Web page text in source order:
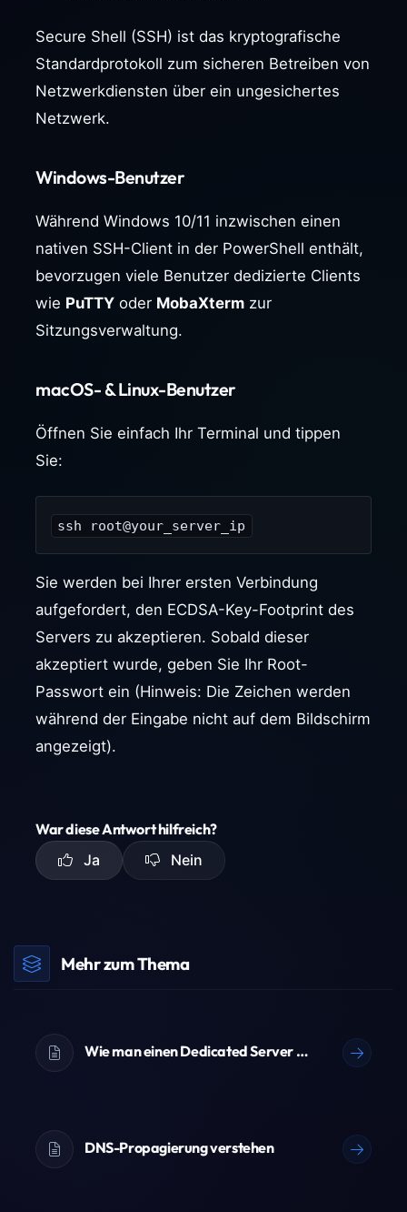
Secure Shell (SSH) ist das kryptografische
Standardprotokoll zum sicheren Betreiben von
Netzwerkdiensten über ein ungesichertes
Netzwerk.
Windows-Benutzer
Während Windows 10/11 inzwischen einen
nativen SSH-Client in der PowerShell enthält,
bevorzugen viele Benutzer dedizierte Clients
wie PuTTY oder MobaXterm zur
Sitzungsverwaltung.
macOS- & Linux-Benutzer
Öffnen Sie einfach Ihr Terminal und tippen
Sie:
ssh root@your_server_ip
Sie werden bei Ihrer ersten Verbindung
aufgefordert, den ECDSA-Key-Footprint des
Servers zu akzeptieren. Sobald dieser
akzeptiert wurde, geben Sie Ihr Root-
Passwort ein (Hinweis: Die Zeichen werden
während der Eingabe nicht auf dem Bildschirm
angezeigt).
War diese Antwort hilfreich?
Ja
Nein
Mehr zum Thema
Wie man einen Dedicated Server bestellt
DNS-Propagierung verstehen